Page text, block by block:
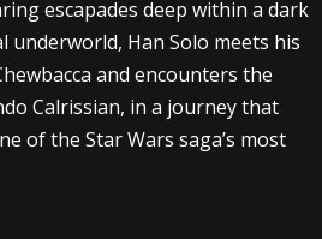
escapades deep within a dark
underworld, Han Solo meets his
and encounters the
Calrissian, in a journey that
of the Star Wars saga’s most